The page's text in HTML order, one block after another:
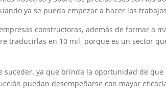
ya se pueda empezar a hacer los
constructoras, además de formar a
traducirlas en 10 mil, porque es un sector
suceder, ya que brinda la oportunidad de que
puedan desempeñarse con mayor